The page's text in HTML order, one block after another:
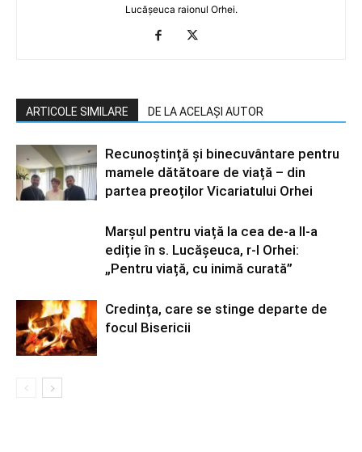
Lucășeuca raionul Orhei.
ARTICOLE SIMILARE DE LA ACELAȘI AUTOR
Recunoștință și binecuvântare pentru
mamele dătătoare de viață – din
partea preoților Vicariatului Orhei
Marșul pentru viață la cea de-a II-a
ediție în s. Lucășeuca, r-l Orhei:
„Pentru viață, cu inimă curată”
Credința, care se stinge departe de
focul Bisericii